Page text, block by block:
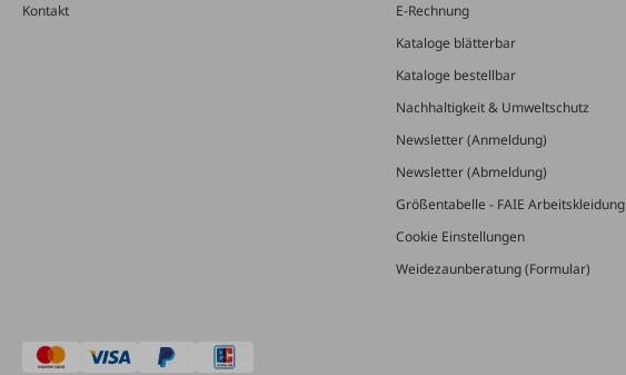
Kontakt
E-Rechnung
Kataloge blätterbar
Kataloge bestellbar
Nachhaltigkeit & Umweltschutz
Newsletter (Anmeldung)
Newsletter (Abmeldung)
Größentabelle - FAIE Arbeitskleidung
Cookie Einstellungen
Weidezaunberatung (Formular)